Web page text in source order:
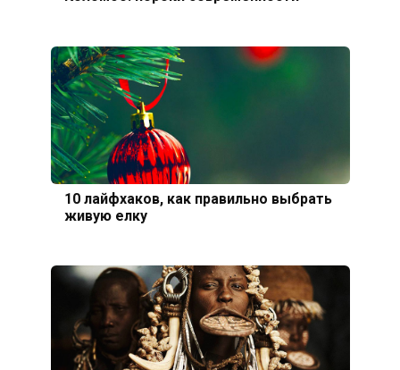
10 лайфхаков, как правильно выбрать
живую елку